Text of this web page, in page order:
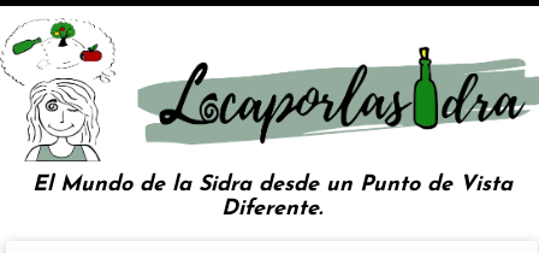
El Mundo de la Sidra desde un Punto de Vista
Diferente.